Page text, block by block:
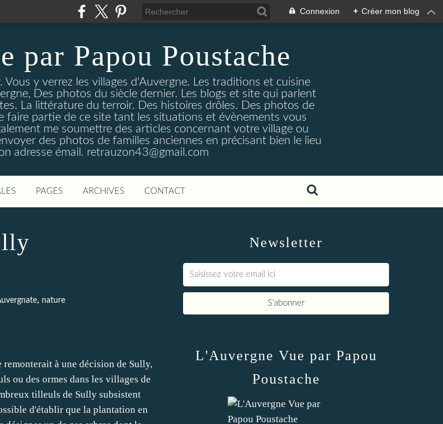
Connexion + Créer mon blog
par Papou Poustache
y verrez les villages d'Auvergne. Les traditions et cuisine
Des photos du siècle dernier. Les blogs et site qui parlent
La littérature du terroir. Des histoires drôles. Des photos de
faire partie de ce site tant les situations et évènements vous
me soumettre des articles concernant votre village ou
des photos de familles anciennes en précisant bien le lieu
adresse émail. retrauzon43@gmail.com
PAGES ARCHIVES CONTACT
, nature
Newsletter
L'Auvergne Vue par Papou
Poustache